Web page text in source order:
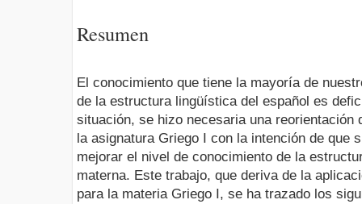
Resumen
El conocimiento que tiene la mayoría de
de la estructura lingüística del español es
situación, se hizo necesaria una reorientación
la asignatura Griego I con la intención de que
mejorar el nivel de conocimiento de la
materna. Este trabajo, que deriva de la
para la mate­ria Griego I, se ha trazado los